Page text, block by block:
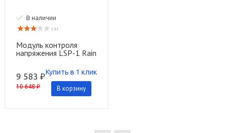
В наличии
( 3 )
Модуль контроля
напряжения LSP-1 Rain
9 583 ₽
10 648 ₽
Купить в 1 клик
В корзину